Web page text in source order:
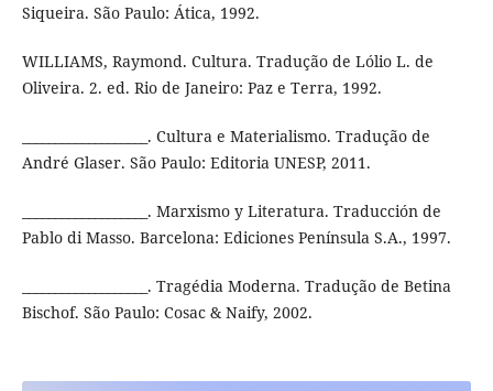
Siqueira. São Paulo: Ática, 1992.
WILLIAMS, Raymond. Cultura. Tradução de Lólio L. de
Oliveira. 2. ed. Rio de Janeiro: Paz e Terra, 1992.
___________________. Cultura e Materialismo. Tradução de
André Glaser. São Paulo: Editoria UNESP, 2011.
___________________. Marxismo y Literatura. Traducción de
Pablo di Masso. Barcelona: Ediciones Península S.A., 1997.
___________________. Tragédia Moderna. Tradução de Betina
Bischof. São Paulo: Cosac & Naify, 2002.